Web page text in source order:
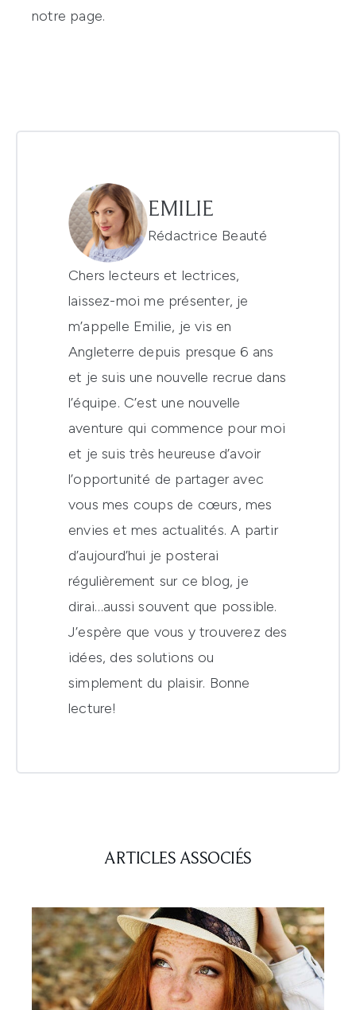
notre page.
EMILIE
Rédactrice Beauté
Chers lecteurs et lectrices,
laissez-moi me présenter, je
m’appelle Emilie, je vis en
Angleterre depuis presque 6 ans
et je suis une nouvelle recrue dans
l’équipe. C’est une nouvelle
aventure qui commence pour moi
et je suis très heureuse d’avoir
l’opportunité de partager avec
vous mes coups de cœurs, mes
envies et mes actualités. A partir
d’aujourd’hui je posterai
régulièrement sur ce blog, je
dirai…aussi souvent que possible.
J’espère que vous y trouverez des
idées, des solutions ou
simplement du plaisir. Bonne
lecture!
ARTICLES ASSOCIÉS